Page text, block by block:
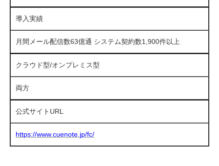
導入実績
月間メール配信数63億通 システム契約数1,900件以上
クラウド型/オンプレミス型
両方
公式サイトURL
https://www.cuenote.jp/fc/